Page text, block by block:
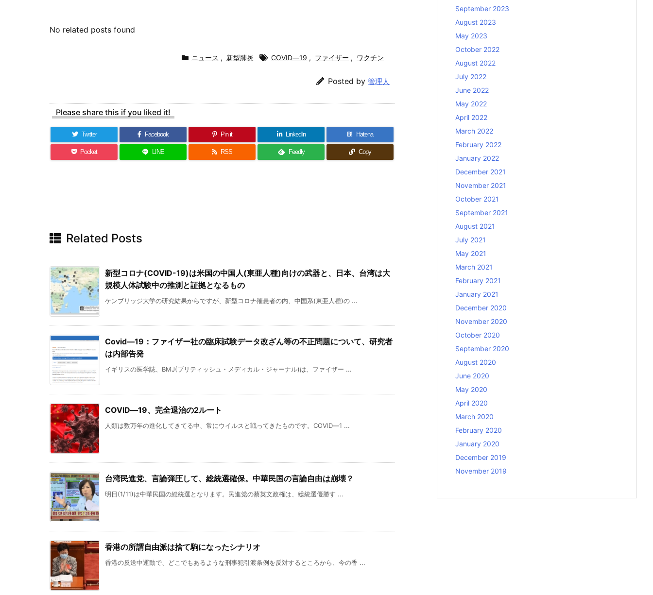
No related posts found
ニュース , 新型肺炎 COVID―19 , ファイザー , ワクチン
Posted by 管理人
Please share this if you liked it!
Twitter Facebook Pin it LinkedIn B! Hatena
Pocket LINE RSS Feedly Copy
Related Posts
新型コロナ(COVID-19)は米国の中国人(東亜人種)向けの武器と、日本、台湾は大
規模人体試験中の推測と証拠となるもの
ケンブリッジ大学の研究結果からですが、新型コロナ罹患者の内、中国系(東亜人種)の ...
Covid―19：ファイザー社の臨床試験データ改ざん等の不正問題について、研究者
は内部告発
イギリスの医学誌、BMJ(ブリティッシュ・メディカル・ジャーナル)は、ファイザー ...
COVID―19、完全退治の2ルート
人類は数万年の進化してきてる中、常にウイルスと戦ってきたものです。COVID―1 ...
台湾民進党、言論弾圧して、総統選確保。中華民国の言論自由は崩壊？
明日(1/11)は中華民国の総統選となります。民進党の蔡英文政権は、総統選優勝す ...
香港の所謂自由派は捨て駒になったシナリオ
香港の反送中運動で、どこでもあるような刑事犯引渡条例を反対するところから、今の香 ...
September 2023
August 2023
May 2023
October 2022
August 2022
July 2022
June 2022
May 2022
April 2022
March 2022
February 2022
January 2022
December 2021
November 2021
October 2021
September 2021
August 2021
July 2021
May 2021
March 2021
February 2021
January 2021
December 2020
November 2020
October 2020
September 2020
August 2020
June 2020
May 2020
April 2020
March 2020
February 2020
January 2020
December 2019
November 2019